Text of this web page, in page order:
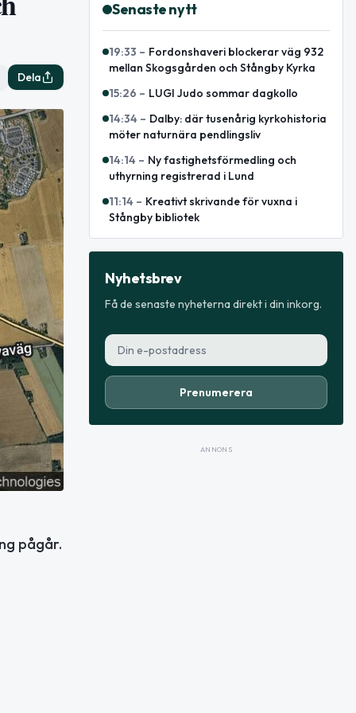
Dela
pågår.
Senaste nytt
19:33 – Fordonshaveri blockerar väg 932
mellan Skogsgården och Stångby Kyrka
15:26 – LUGI Judo sommar dagkollo
14:34 – Dalby: där tusenårig kyrkohistoria
möter naturnära pendlingsliv
14:14 – Ny fastighetsförmedling och
uthyrning registrerad i Lund
11:14 – Kreativt skrivande för vuxna i
Stångby bibliotek
Nyhetsbrev
Få de senaste nyheterna direkt i din inkorg.
Prenumerera
ANNONS